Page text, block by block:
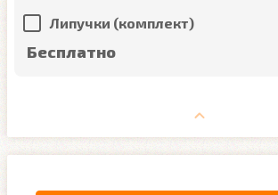
Липучки (комплект)
Бесплатно